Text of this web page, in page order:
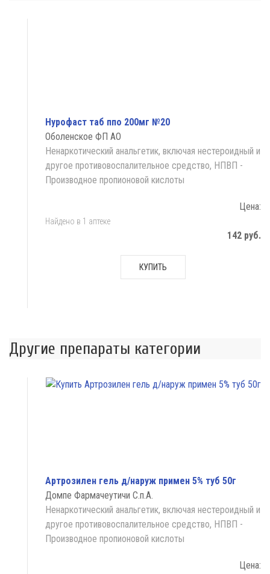
Нурофаст таб ппо 200мг №20
Оболенское ФП АО
Ненаркотический анальгетик, включая нестероидный и
другое противовоспалительное средство, НПВП -
Производное пропионовой кислоты
Цена:
Найдено в 1 аптеке
142 руб.
КУПИТЬ
Другие препараты категории
Артрозилен гель д/наруж примен 5% туб 50г
Домпе Фармачеутичи С.п.А.
Ненаркотический анальгетик, включая нестероидный и
другое противовоспалительное средство, НПВП -
Производное пропионовой кислоты
Цена: